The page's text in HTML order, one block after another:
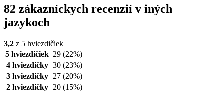
82 zákazníckych recenzií v iných
jazykoch
3,2 z 5 hviezdičiek
5 hviezdičiek 29 (22%)
4 hviezdičky 30 (23%)
3 hviezdičky
27 (20%)
2 hviezdičky
20 (15%)